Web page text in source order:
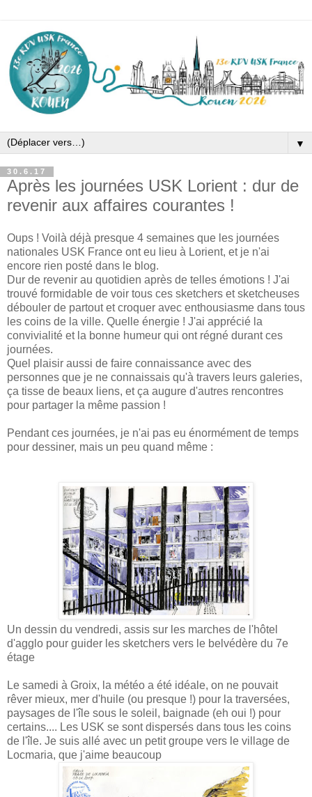
▼
30.6.17
Après les journées USK Lorient : dur de
revenir aux affaires courantes !
Oups ! Voilà déjà presque 4 semaines que les journées
nationales USK France ont eu lieu à Lorient, et je n'ai
encore rien posté dans le blog.
Dur de revenir au quotidien après de telles émotions ! J'ai
trouvé formidable de voir tous ces sketchers et sketcheuses
débouler de partout et croquer avec enthousiasme dans tous
les coins de la ville. Quelle énergie ! J'ai apprécié la
convivialité et la bonne humeur qui ont régné durant ces
journées.
Quel plaisir aussi de faire connaissance avec des
personnes que je ne connaissais qu'à travers leurs galeries,
ça tisse de beaux liens, et ça augure d'autres rencontres
pour partager la même passion !
Pendant ces journées, je n'ai pas eu énormément de temps
pour dessiner, mais un peu quand même :
Un dessin du vendredi, assis sur les marches de l'hôtel
d'agglo pour guider les sketchers vers le belvédère du 7e
étage
Le samedi à Groix, la météo a été idéale, on ne pouvait
rêver mieux, mer d'huile (ou presque !) pour la traversées,
paysages de l'île sous le soleil, baignade (eh oui !) pour
certains.... Les USK se sont dispersés dans tous les coins
de l'île. Je suis allé avec un petit groupe vers le village de
Locmaria, que j'aime beaucoup